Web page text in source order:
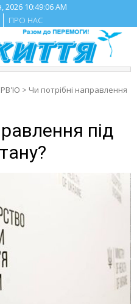
2026 10:49:06 AM
ПРО НАС
> Чи потрібні направлення
під